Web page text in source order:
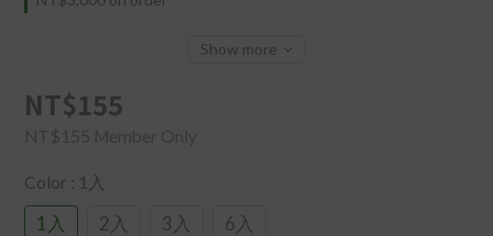
Show more
NT$155
Color : 1入
1入 2入 3入 6入